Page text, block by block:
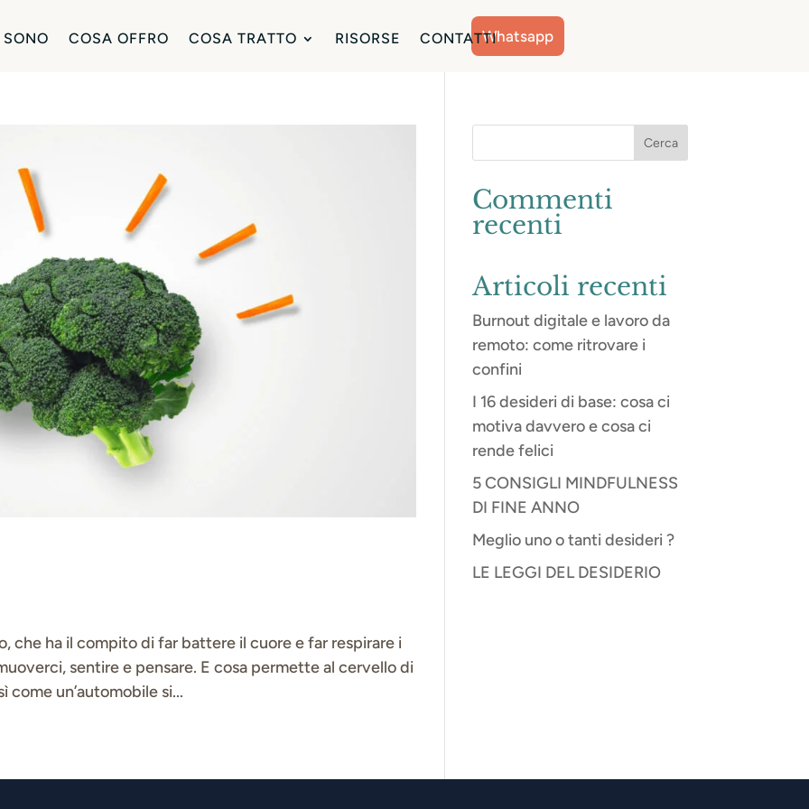
COSA OFFRO COSA TRATTO RISORSE CONTATTIWhatsapp
che ha il compito di far battere il cuore e far respirare i
sentire e pensare. E cosa permette al cervello di
come un’automobile si...
Commenti
recenti
Articoli recenti
Burnout digitale e lavoro da
remoto: come ritrovare i
confini
I 16 desideri di base: cosa ci
motiva davvero e cosa ci
rende felici
5 CONSIGLI MINDFULNESS
DI FINE ANNO
Meglio uno o tanti desideri ?
LE LEGGI DEL DESIDERIO